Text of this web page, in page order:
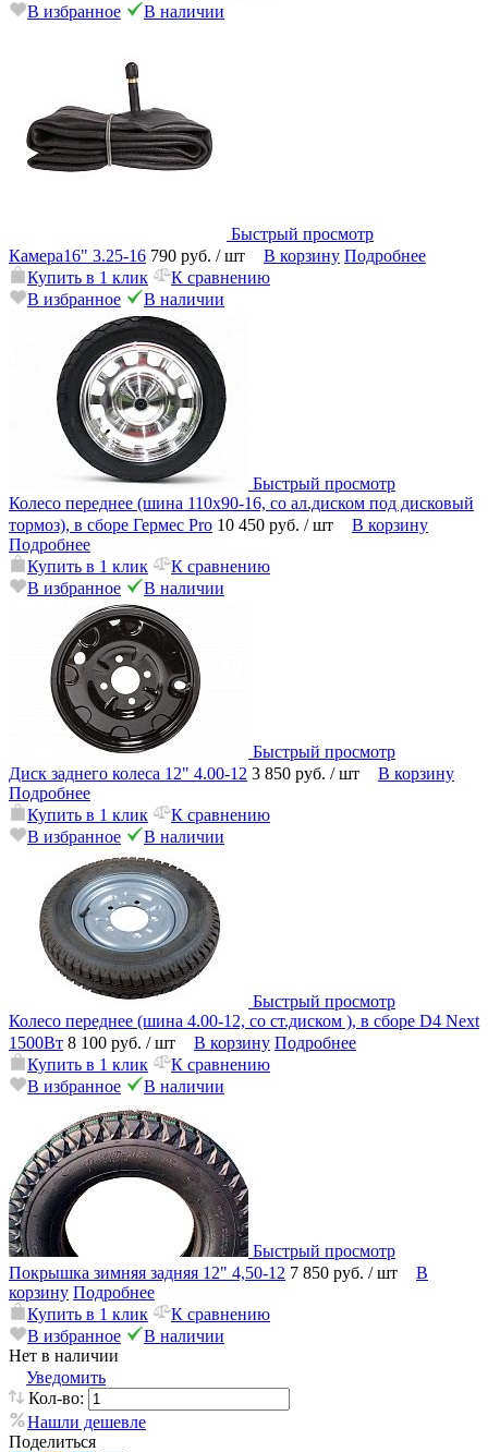
В избранное
В наличии
Быстрый просмотр
Камера16" 3.25-16 790 руб. / шт В корзину Подробнее
Купить в 1 клик
К сравнению
В избранное
В наличии
Быстрый просмотр
Колесо переднее (шина 110x90-16, со ал.диском под дисковый
тормоз), в сборе Гермес Pro 10 450 руб. / шт
В корзину
Подробнее
Купить в 1 клик
К сравнению
В избранное
В наличии
Быстрый просмотр
Диск заднего колеса 12" 4.00-12 3 850 руб. / шт
В корзину
Подробнее
Купить в 1 клик
К сравнению
В избранное
В наличии
Быстрый просмотр
Колесо переднее (шина 4.00-12, со ст.диском ), в сборе D4 Next
1500Вт 8 100 руб. / шт В корзину Подробнее
Купить в 1 клик
К сравнению
В избранное
В наличии
Быстрый просмотр
Покрышка зимняя задняя 12" 4,50-12 7 850 руб. / шт
В
корзину Подробнее
Купить в 1 клик
К сравнению
В избранное
В наличии
Нет в наличии
Уведомить
Кол-во:
Нашли дешевле
Поделиться